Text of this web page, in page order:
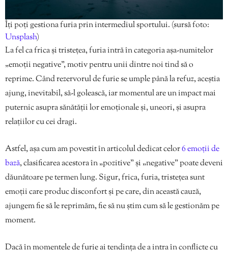
Îți poți gestiona furia prin intermediul sportului. (sursă foto:
Unsplash)
La fel ca frica și tristețea, furia intră în categoria așa-numitelor
„emoții negative”, motiv pentru unii dintre noi tind să o
reprime. Când rezervorul de furie se umple până la refuz, aceștia
ajung, inevitabil, să-l golească, iar momentul are un impact mai
puternic asupra sănătății lor emoționale și, uneori, și asupra
relațiilor cu cei dragi.
Astfel, așa cum am povestit în articolul dedicat celor6 emoții de
bază, clasificarea acestora în „pozitive” și „negative” poate deveni
dăunătoare pe termen lung. Sigur, frica, furia, tristețea sunt
emoții care produc disconfort și pe care, din această cauză,
ajungem fie să le reprimăm, fie să nu știm cum să le gestionăm pe
moment.
Dacă în momentele de furie ai tendința de a intra în conflicte cu